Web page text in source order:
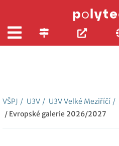
VŠPJ / U3V / U3V Velké Meziříčí /
/ Evropské galerie 2026/2027